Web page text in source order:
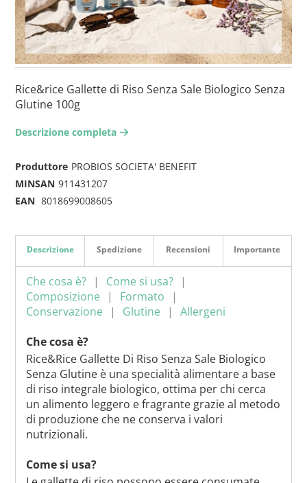
Rice&rice Gallette di Riso Senza Sale Biologico Senza
Glutine 100g
Descrizione completa arrow-right2
Produttore PROBIOS SOCIETA' BENEFIT
MINSAN 911431207
EAN 8018699008605
Descrizione
Che cosa è?
Come si usa?
Composizione
Formato
Conservazione
Glutine
Allergeni
Che cosa è?
Rice&Rice Gallette Di Riso Senza Sale Biologico
Senza Glutine è una specialità alimentare a base
di riso integrale biologico, ottima per chi cerca
un alimento leggero e fragrante grazie al metodo
di produzione che ne conserva i valori
nutrizionali.
Come si usa?
Spedizione Recensioni Importante